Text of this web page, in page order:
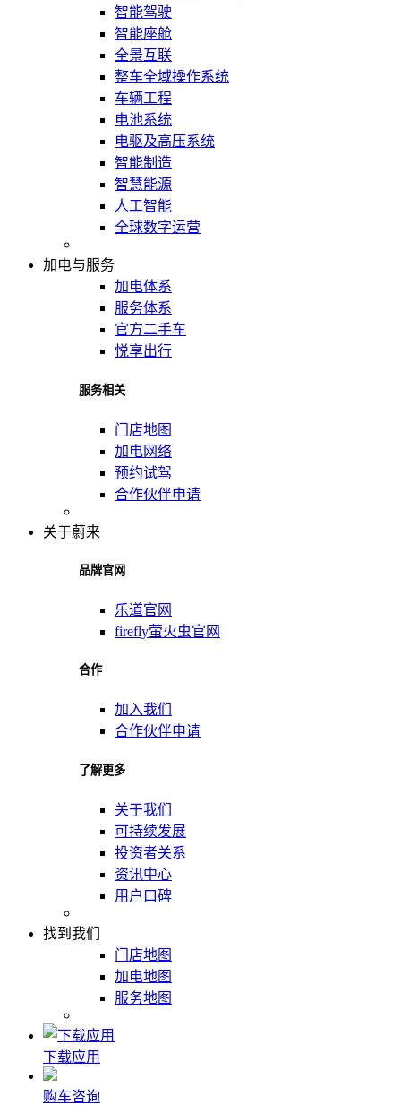
智能驾驶
智能座舱
全景互联
整车全域操作系统
车辆工程
电池系统
电驱及高压系统
智能制造
智慧能源
人工智能
全球数字运营
加电与服务
加电体系
服务体系
官方二手车
悦享出行
服务相关
门店地图
加电网络
预约试驾
合作伙伴申请
关于蔚来
品牌官网
乐道官网
firefly萤火虫官网
合作
加入我们
合作伙伴申请
了解更多
关于我们
可持续发展
投资者关系
资讯中心
用户口碑
找到我们
门店地图
加电地图
服务地图
下载应用
购车咨询